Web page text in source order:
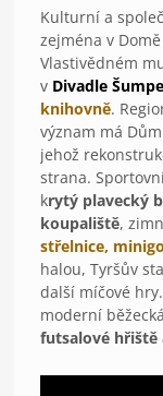
Kulturní a
zejména v
Vlastivědném
v Divadle
knihovně.
význam má
jehož
strana.
krytý plavecký
koupaliště,
střelnice,
halou, Tyršův
další míčové
moderní
futsalové hřiště